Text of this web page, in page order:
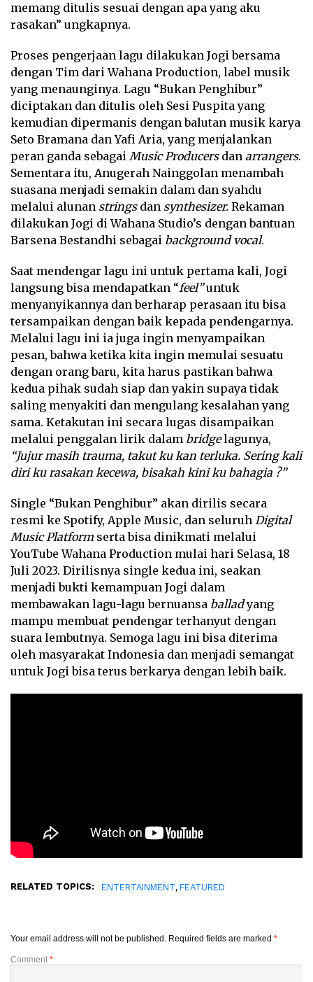
memang ditulis sesuai dengan apa yang aku
rasakan” ungkapnya.
Proses pengerjaan lagu dilakukan Jogi bersama
dengan Tim dari Wahana Production, label musik
yang menaunginya. Lagu “Bukan Penghibur”
diciptakan dan ditulis oleh Sesi Puspita yang
kemudian dipermanis dengan balutan musik karya
Seto Bramana dan Yafi Aria, yang menjalankan
peran ganda sebagai Music Producers dan arrangers.
Sementara itu, Anugerah Nainggolan menambah
suasana menjadi semakin dalam dan syahdu
melalui alunan stringsdan synthesizer. Rekaman
dilakukan Jogi di Wahana Studio’s dengan bantuan
Barsena Bestandhi sebagai background vocal.
Saat mendengar lagu ini untuk pertama kali, Jogi
langsung bisa mendapatkan “feel”untuk
menyanyikannya dan berharap perasaan itu bisa
tersampaikan dengan baik kepada pendengarnya.
Melalui lagu ini ia juga ingin menyampaikan
pesan, bahwa ketika kita ingin memulai sesuatu
dengan orang baru, kita harus pastikan bahwa
kedua pihak sudah siap dan yakin supaya tidak
saling menyakiti dan mengulang kesalahan yang
sama. Ketakutan ini secara lugas disampaikan
melalui penggalan lirik dalam bridgelagunya,
“Jujur masih trauma, takut ku kan terluka. Sering kali
diri ku rasakan kecewa, bisakah kini ku bahagia ?”
Single “Bukan Penghibur” akan dirilis secara
resmi ke Spotify, Apple Music, dan seluruh Digital
Music Platform serta bisa dinikmati melalui
YouTube Wahana Production mulai hari Selasa, 18
Juli 2023. Dirilisnya single kedua ini, seakan
menjadi bukti kemampuan Jogi dalam
membawakan lagu-lagu bernuansa balladyang
mampu membuat pendengar terhanyut dengan
suara lembutnya. Semoga lagu ini bisa diterima
oleh masyarakat Indonesia dan menjadi semangat
untuk Jogi bisa terus berkarya dengan lebih baik.
RELATED TOPICS: ENTERTAINMENT, FEATURED
Your email address will not be published. Required fields are marked *
Comment *